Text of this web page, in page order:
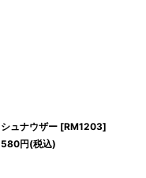
シュナウザー [RM1203]
580円(税込)